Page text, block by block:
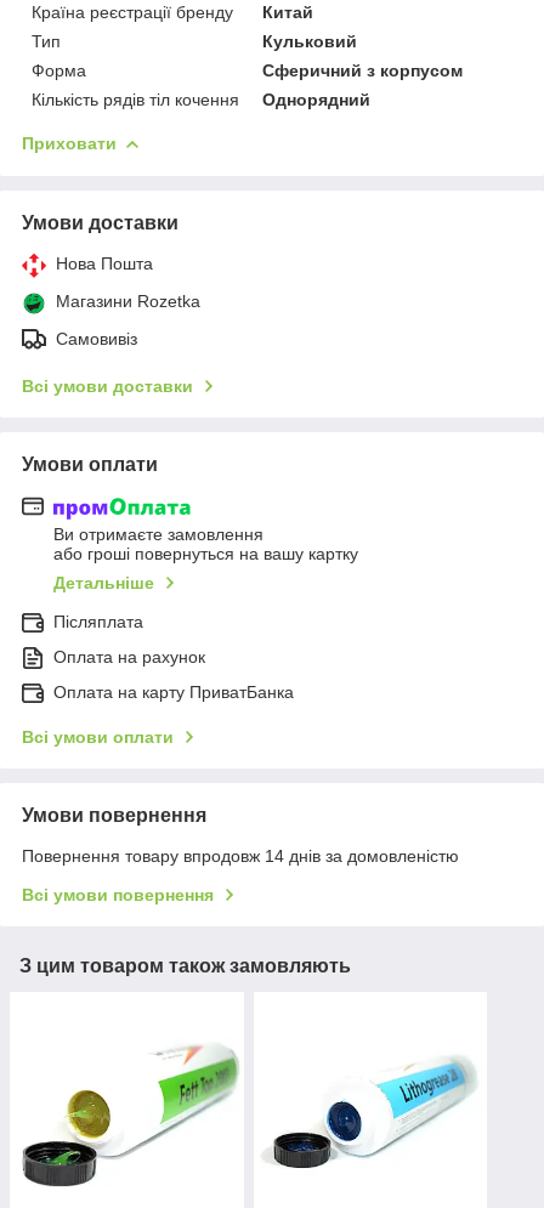
Країна реєстрації бренду
Китай
Тип
Кульковий
Форма
Сферичний з корпусом
Кількість рядів тіл кочення
Однорядний
Приховати
Умови доставки
Нова Пошта
Магазини Rozetka
Самовивіз
Всі умови доставки
Умови оплати
Ви отримаєте замовлення
або гроші повернуться на вашу картку
Детальніше
Післяплата
Оплата на рахунок
Оплата на карту ПриватБанка
Всі умови оплати
Умови повернення
Повернення товару впродовж 14 днів за домовленістю
Всі умови повернення
З цим товаром також замовляють